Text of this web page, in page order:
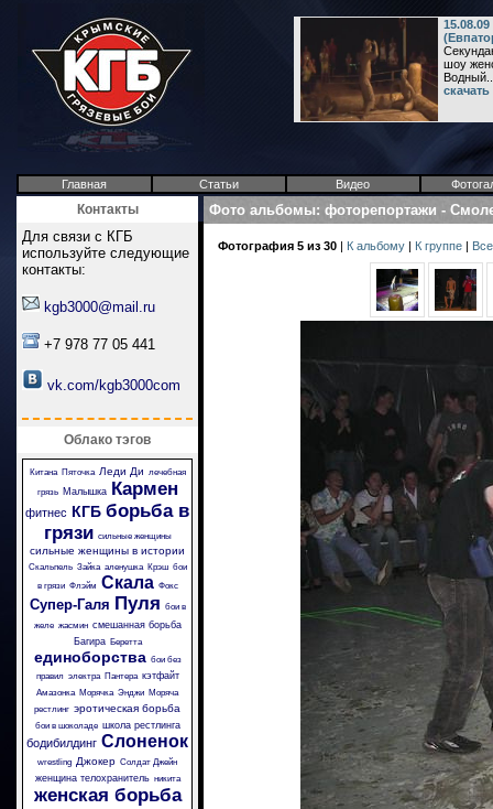
шоу
Главная Статьи Видео
Контакты
Для связи с КГБ
используйте следующие
контакты:
kgb3000@mail.ru
+7 978 77 05 441
vk.com/kgb3000com
Облако тэгов
Китана Пяточка Леди Ди лечебная
грязь
Малышка Кармен
фитнес КГБ борьба в
грязи сильные женщины
сильные женщины в истории
Скальпель Зайка аленушка Крэш бои
в грязи Флэйм Скала Фокс
Супер-Галя Пуля бои в
желе жасмин смешанная борьба
Багира
Беретта
единоборства бои без
правил электра Пантера кэтфайт
Амазонка Морячка Энджи Моряча
рестлинг эротическая борьба
бои в шоколаде школа рестлинга
бодибилдинг Слоненок
wrestling Джокер Солдат Джейн
женщина телохранитель никита
женская борьба
Фото альбомы: фоторепортажи -
Фотография 5 из 30 | К альбому | К группе |